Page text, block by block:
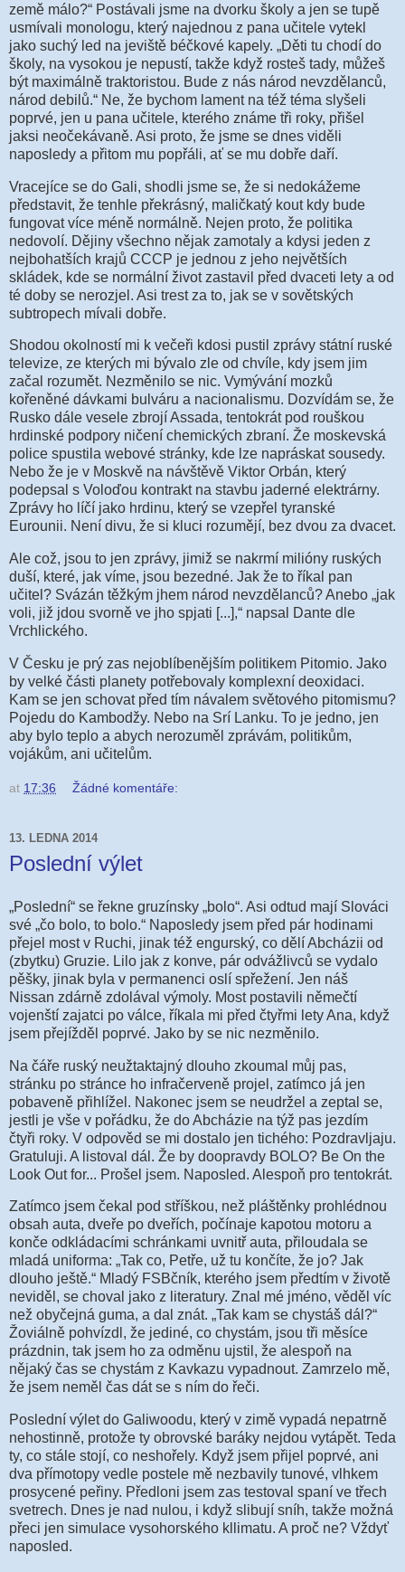
země málo?“ Postávali jsme na dvorku školy a jen se tupě
usmívali monologu, který najednou z pana učitele vytekl
jako suchý led na jeviště béčkové kapely. „Děti tu chodí do
školy, na vysokou je nepustí, takže když rosteš tady, můžeš
být maximálně traktoristou. Bude z nás národ nevzdělanců,
národ debilů.“ Ne, že bychom lament na též téma slyšeli
poprvé, jen u pana učitele, kterého známe tři roky, přišel
jaksi neočekávaně. Asi proto, že jsme se dnes viděli
naposledy a přitom mu popřáli, ať se mu dobře daří.
Vracejíce se do Gali, shodli jsme se, že si nedokážeme
představit, že tenhle překrásný, maličkatý kout kdy bude
fungovat více méně normálně. Nejen proto, že politika
nedovolí. Dějiny všechno nějak zamotaly a kdysi jeden z
nejbohatších krajů CCCP je jednou z jeho největších
skládek, kde se normální život zastavil před dvaceti lety a od
té doby se nerozjel. Asi trest za to, jak se v sovětských
subtropech mívali dobře.
Shodou okolností mi k večeři kdosi pustil zprávy státní ruské
televize, ze kterých mi bývalo zle od chvíle, kdy jsem jim
začal rozumět. Nezměnilo se nic. Vymývání mozků
kořeněné dávkami bulváru a nacionalismu. Dozvídám se, že
Rusko dále vesele zbrojí Assada, tentokrát pod rouškou
hrdinské podpory ničení chemických zbraní. Že moskevská
police spustila webové stránky, kde lze napráskat sousedy.
Nebo že je v Moskvě na návštěvě Viktor Orbán, který
podepsal s Voloďou kontrakt na stavbu jaderné elektrárny.
Zprávy ho líčí jako hrdinu, který se vzepřel tyranské
Eurounii. Není divu, že si kluci rozumějí, bez dvou za dvacet.
Ale což, jsou to jen zprávy, jimiž se nakrmí milióny ruských
duší, které, jak víme, jsou bezedné. Jak že to říkal pan
učitel? Svázán těžkým jhem národ nevzdělanců? Anebo „jak
voli, již jdou svorně ve jho spjati [...],“ napsal Dante dle
Vrchlického.
V Česku je prý zas nejoblíbenějším politikem Pitomio. Jako
by velké části planety potřebovaly komplexní deoxidaci.
Kam se jen schovat před tím návalem světového pitomismu?
Pojedu do Kambodžy. Nebo na Srí Lanku. To je jedno, jen
aby bylo teplo a abych nerozuměl zprávám, politikům,
vojákům, ani učitelům.
at 17:36 Žádné komentáře:
13. LEDNA 2014
Poslední výlet
„Poslední“ se řekne gruzínsky „bolo“. Asi odtud mají Slováci
své „čo bolo, to bolo.“ Naposledy jsem před pár hodinami
přejel most v Ruchi, jinak též engurský, co dělí Abcházii od
(zbytku) Gruzie. Lilo jak z konve, pár odvážlivců se vydalo
pěšky, jinak byla v permanenci oslí spřežení. Jen náš
Nissan zdárně zdolával výmoly. Most postavili němečtí
vojenští zajatci po válce, říkala mi před čtyřmi lety Ana, když
jsem přejížděl poprvé. Jako by se nic nezměnilo.
Na čáře ruský neužtaktajný dlouho zkoumal můj pas,
stránku po stránce ho infračerveně projel, zatímco já jen
pobaveně přihlížel. Nakonec jsem se neudržel a zeptal se,
jestli je vše v pořádku, že do Abcházie na týž pas jezdím
čtyři roky. V odpověd se mi dostalo jen tichého: Pozdravljaju.
Gratuluji. A listoval dál. Že by doopravdy BOLO? Be On the
Look Out for... Prošel jsem. Naposled. Alespoň pro tentokrát.
Zatímco jsem čekal pod stříškou, než pláštěnky prohlédnou
obsah auta, dveře po dveřích, počínaje kapotou motoru a
konče odkládacími schránkami uvnitř auta, přiloudala se
mladá uniforma: „Tak co, Petře, už tu končíte, že jo? Jak
dlouho ještě.“ Mladý FSBčník, kterého jsem předtím v životě
neviděl, se choval jako z literatury. Znal mé jméno, věděl víc
než obyčejná guma, a dal znát. „Tak kam se chystáš dál?“
Žoviálně pohvízdl, že jediné, co chystám, jsou tři měsíce
prázdnin, tak jsem ho za odměnu ujstil, že alespoň na
nějaký čas se chystám z Kavkazu vypadnout. Zamrzelo mě,
že jsem neměl čas dát se s ním do řeči.
Poslední výlet do Galiwoodu, který v zimě vypadá nepatrně
nehostinně, protože ty obrovské baráky nejdou vytápět. Teda
ty, co stále stojí, co neshořely. Když jsem přijel poprvé, ani
dva přímotopy vedle postele mě nezbavily tunové, vlhkem
prosycené peřiny. Předloni jsem zas testoval spaní ve třech
svetrech. Dnes je nad nulou, i když slibují sníh, takže možná
přeci jen simulace vysohorského kllimatu. A proč ne? Vždyť
naposled.